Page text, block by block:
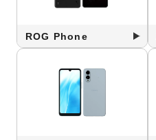
ROG Phone